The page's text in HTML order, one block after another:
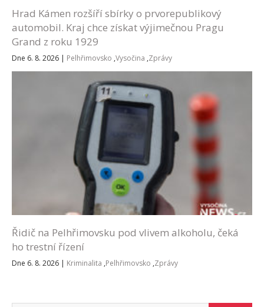
Hrad Kámen rozšíří sbírky o prvorepublikový
automobil. Kraj chce získat výjimečnou Pragu
Grand z roku 1929
Dne 6. 8. 2026 | Pelhřimovsko ,Vysočina ,Zprávy
Řidič na Pelhřimovsku pod vlivem alkoholu, čeká
ho trestní řízení
Dne 6. 8. 2026 Kriminalita ,Pelhřimovsko ,Zprávy